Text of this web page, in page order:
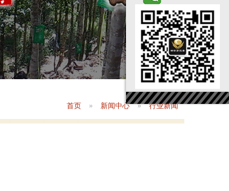
首页 » 新闻中心 » 行业新闻